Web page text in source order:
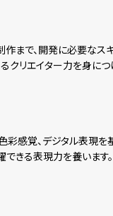
作まで、開発に必要なス
クリエイター力を身につ
彩感覚、デジタル表現を
きる表現力を養います。